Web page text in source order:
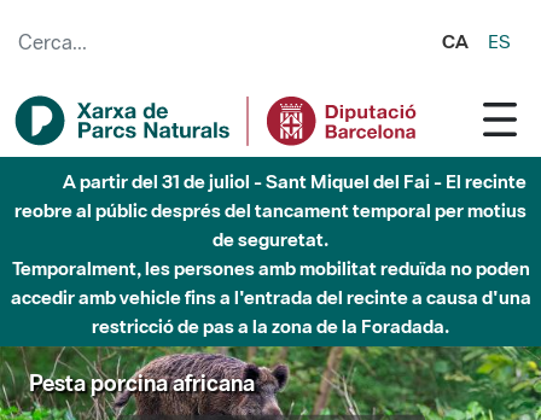
CA ES
A partir del 31 de juliol - Sant Miquel del Fai - El recinte
reobre al públic després del tancament temporal per motius
de seguretat.
Temporalment, les persones amb mobilitat reduïda no poden
accedir amb vehicle fins a l'entrada del recinte a causa d'una
restricció de pas a la zona de la Foradada.
Pesta porcina africana